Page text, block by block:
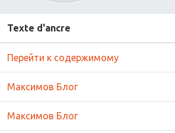
Texte d'ancre
Перейти к содержимому
Максимов Блог
Максимов Блог